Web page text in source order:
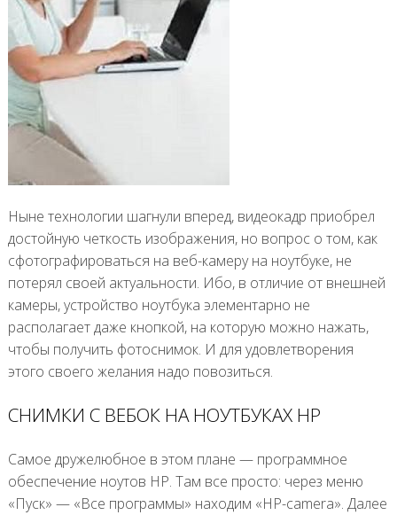
Ныне технологии шагнули вперед, видеокадр приобрел
достойную четкость изображения, но вопрос о том, как
сфотографироваться на веб-камеру на ноутбуке, не
потерял своей актуальности. Ибо, в отличие от внешней
камеры, устройство ноутбука элементарно не
располагает даже кнопкой, на которую можно нажать,
чтобы получить фотоснимок. И для удовлетворения
этого своего желания надо повозиться.
СНИМКИ С ВЕБОК НА НОУТБУКАХ НР
Самое дружелюбное в этом плане — программное
обеспечение ноутов НР. Там все просто: через меню
«Пуск» — «Все программы» находим «НР-camera». Далее